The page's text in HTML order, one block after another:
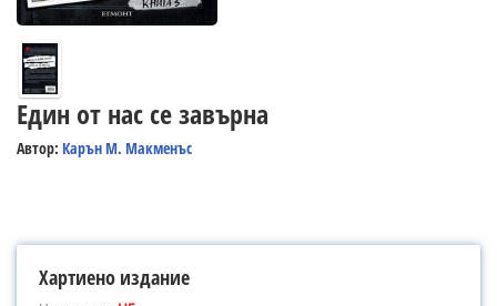
Един от нас се завърна
Автор: Карън М. Макменъс
Хартиено издание